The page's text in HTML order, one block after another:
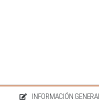
INFORMACIÓN